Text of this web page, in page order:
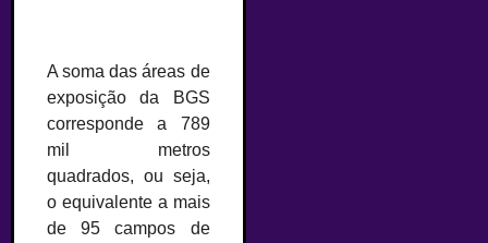
A soma das áreas de
exposição da BGS
corresponde a 789
mil metros
quadrados, ou seja,
o equivalente a mais
de 95 campos de